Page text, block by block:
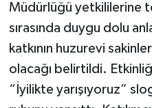
Müdürlüğü yetkililerine
sırasında duygu dolu
katkının huzurevi
olacağı belirtildi.
“İyilikte yarışıyoruz”